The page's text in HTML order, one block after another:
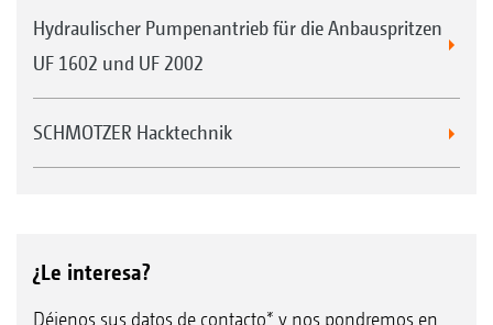
Hydraulischer Pumpenantrieb für die Anbauspritzen
UF 1602 und UF 2002
SCHMOTZER Hacktechnik
¿Le interesa?
Déjenos sus datos de contacto* y nos pondremos en